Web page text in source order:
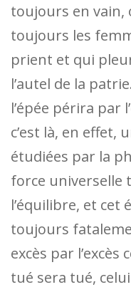
toujours en vain,
toujours les
prient et qui
l’autel de la
l’épée périra par
c’est là, en effet,
étudiées par la
force universelle
l’équilibre, et
toujours
excès par
tué sera tué,